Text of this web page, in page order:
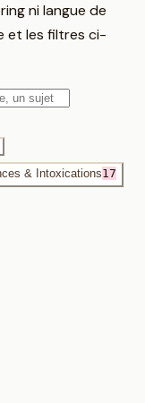
ni langue de
et les filtres ci-
& Intoxications17